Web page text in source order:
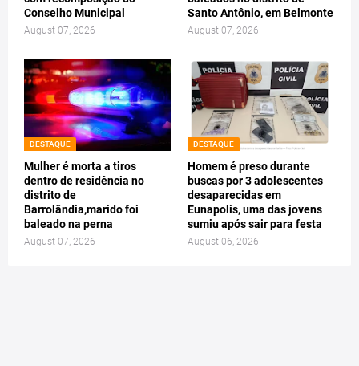
Conselho Municipal
August 07, 2026
Santo Antônio, em Belmonte
August 07, 2026
DESTAQUE
Mulher é morta a tiros
dentro de residência no
distrito de
Barrolândia,marido foi
baleado na perna
August 07, 2026
DESTAQUE
Homem é preso durante
buscas por 3 adolescentes
desaparecidas em
Eunapolis, uma das jovens
sumiu após sair para festa
August 06, 2026